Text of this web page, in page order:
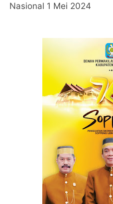
Nasional 1 Mei 2024